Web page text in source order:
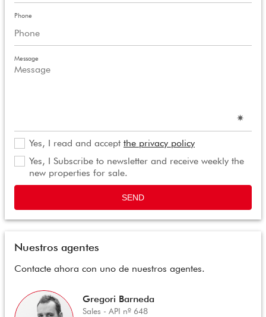
Phone
Message
Yes, I read and accept the privacy policy
Yes, I Subscribe to newsletter and receive weekly the
new properties for sale.
SEND
Nuestros agentes
Contacte ahora con uno de nuestros agentes.
Gregori Barneda
Sales - API nº 648